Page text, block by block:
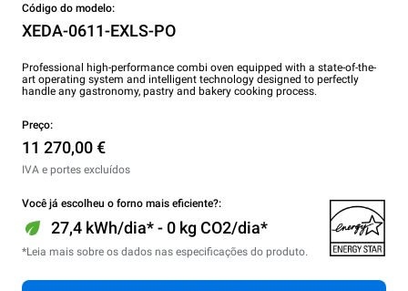
Código do modelo:
XEDA-0611-EXLS-PO
Professional high-performance combi oven equipped with a state-of-the-
art operating system and intelligent technology designed to perfectly
handle any gastronomy, pastry and bakery cooking process.
Preço:
11 270,00 €
IVA e portes excluídos
Você já escolheu o forno mais eficiente?:
27,4 kWh/dia* - 0 kg CO2/dia*
*Leia mais sobre os dados nas especificações do produto.